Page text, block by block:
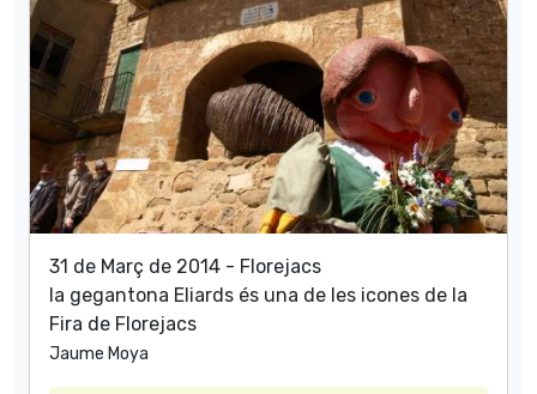
31 de Març de 2014 - Florejacs
la gegantona Eliards és una de les icones de la
Fira de Florejacs
Jaume Moya